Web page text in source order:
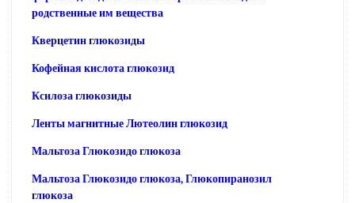
родственные им вещества
Кверцетин глюкозиды
Кофейная кислота глюкозид
Ксилоза глюкозиды
Ленты магнитные Лютеолин глюкозид
Мальтоза Глюкозидо глюкоза
Мальтоза Глюкозидо глюкоза, Глюкопиранозил
глюкоза